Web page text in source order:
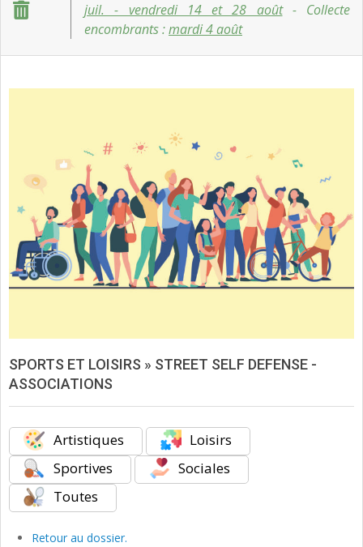
juil. - vendredi 14 et 28 août- Collecte
encombrants :mardi 4 août
SPORTS ET LOISIRS » STREET SELF DEFENSE -
ASSOCIATIONS
Artistiques
Loisirs
Sportives
Sociales
Toutes
Retour au dossier.